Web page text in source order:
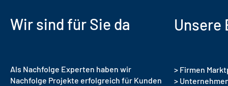
Wir sind für Sie da
Als Nachfolge Experten haben wir
Nachfolge Projekte erfolgreich für Kunden
Unsere
> Firmen
>